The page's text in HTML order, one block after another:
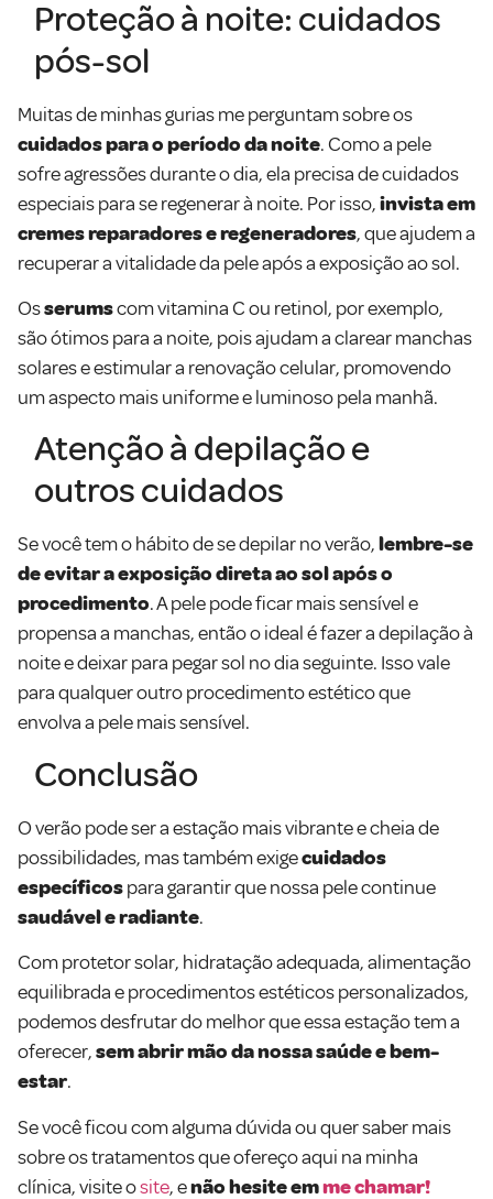
Proteção à noite: cuidados
pós-sol
Muitas de minhas gurias me perguntam sobre os
cuidados para o período da noite. Como a pele
sofre agressões durante o dia, ela precisa de cuidados
especiais para se regenerar à noite. Por isso,invista em
cremes reparadores e regeneradores, que ajudem a
recuperar a vitalidade da pele após a exposição ao sol.
Osserumscom vitamina C ou retinol, por exemplo,
são ótimos para a noite, pois ajudam a clarear manchas
solares e estimular a renovação celular, promovendo
um aspecto mais uniforme e luminoso pela manhã.
Atenção à depilação e
outros cuidados
Se você tem o hábito de se depilar no verão,lembre-se
de evitar a exposição direta ao sol após o
procedimento. A pele pode ficar mais sensível e
propensa a manchas, então o ideal é fazer a depilação à
noite e deixar para pegar sol no dia seguinte. Isso vale
para qualquer outro procedimento estético que
envolva a pele mais sensível.
Conclusão
O verão pode ser a estação mais vibrante e cheia de
possibilidades, mas também exigecuidados
específicospara garantir que nossa pele continue
saudável e radiante.
Com protetor solar, hidratação adequada, alimentação
equilibrada e procedimentos estéticos personalizados,
podemos desfrutar do melhor que essa estação tem a
oferecer,sem abrir mão da nossa saúde e bem-
estar.
Se você ficou com alguma dúvida ou quer saber mais
sobre os tratamentos que ofereço aqui na minha
clínica, visite osite, enão hesite emme chamar!